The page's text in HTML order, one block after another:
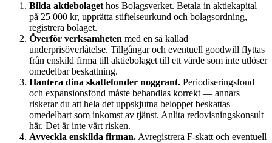
Bilda aktiebolaget hos Bolagsverket. Betala in aktiekapital
på 25 000 kr, upprätta stiftelseurkund och bolagsordning,
registrera bolaget.
Överför verksamheten med en så kallad
underprisöverlåtelse. Tillgångar och eventuell goodwill flyttas
från enskild firma till aktiebolaget till ett värde som inte utlöser
omedelbar beskattning.
Hantera dina skattefonder noggrant. Periodiseringsfond
och expansionsfond måste behandlas korrekt — annars
riskerar du att hela det uppskjutna beloppet beskattas
omedelbart som inkomst av tjänst. Anlita redovisningskonsult
här. Det är inte värt risken.
Avveckla enskilda firman. Avregistrera F-skatt och eventuell